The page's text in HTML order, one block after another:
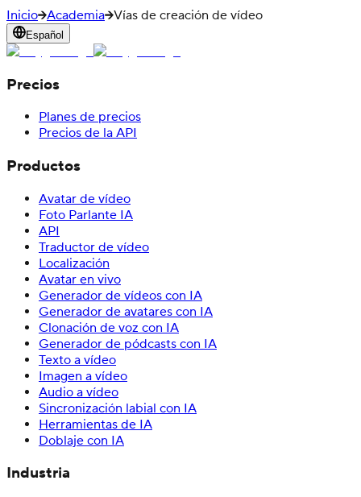
Inicio Academia Vías de creación de vídeo
Español
Precios
Planes de precios
Precios de la API
Productos
Avatar de vídeo
Foto Parlante IA
API
Traductor de vídeo
Localización
Avatar en vivo
Generador de vídeos con IA
Generador de avatares con IA
Clonación de voz con IA
Generador de pódcasts con IA
Texto a vídeo
Imagen a vídeo
Audio a vídeo
Sincronización labial con IA
Herramientas de IA
Doblaje con IA
Industria